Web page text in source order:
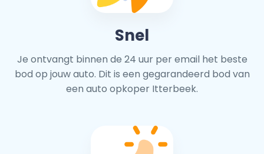
Snel
Je ontvangt binnen de 24 uur per email het beste
bod op jouw auto. Dit is een gegarandeerd bod van
een auto opkoper Itterbeek.